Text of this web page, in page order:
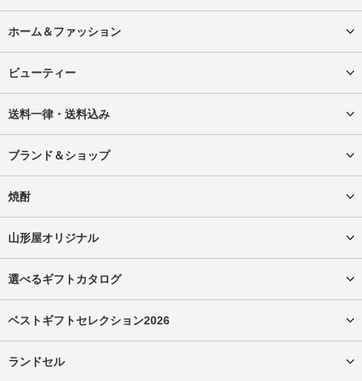
ホーム＆ファッション
ビューティー
送料一律・送料込み
ブランド＆ショップ
焼酎
山形屋オリジナル
選べるギフトカタログ
ベストギフトセレクション2026
ランドセル